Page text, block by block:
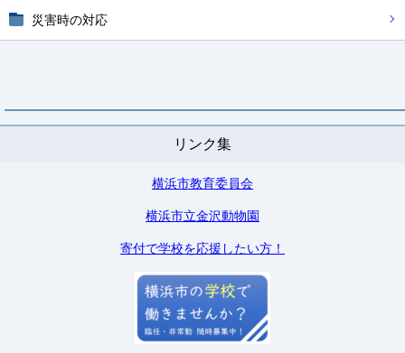
災害時の対応
リンク集
横浜市教育委員会
横浜市立金沢動物園
寄付で学校を応援したい方！